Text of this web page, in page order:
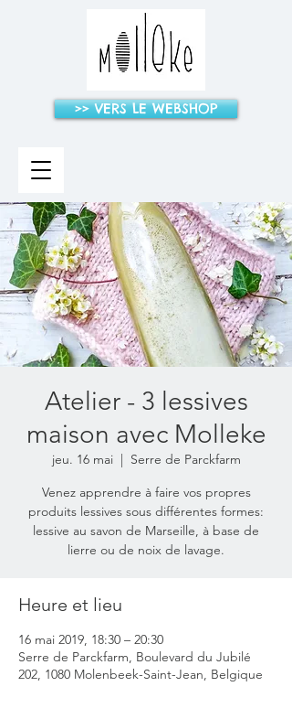
>> VERS LE WEBSHOP
Atelier - 3 lessives
maison avec Molleke
jeu. 16 mai
  |
Serre de Parckfarm
Venez apprendre à faire vos propres
produits lessives sous différentes formes:
lessive au savon de Marseille, à base de
lierre ou de noix de lavage.
Heure et lieu
16 mai 2019, 18:30 – 20:30
Serre de Parckfarm, Boulevard du Jubilé
202, 1080 Molenbeek-Saint-Jean, Belgique